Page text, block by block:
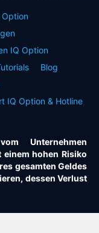
Option
IQ Option
Blog
IQ Option & Hotline
Unternehmen
hohen Risiko
gesamten Geldes
dessen Verlust